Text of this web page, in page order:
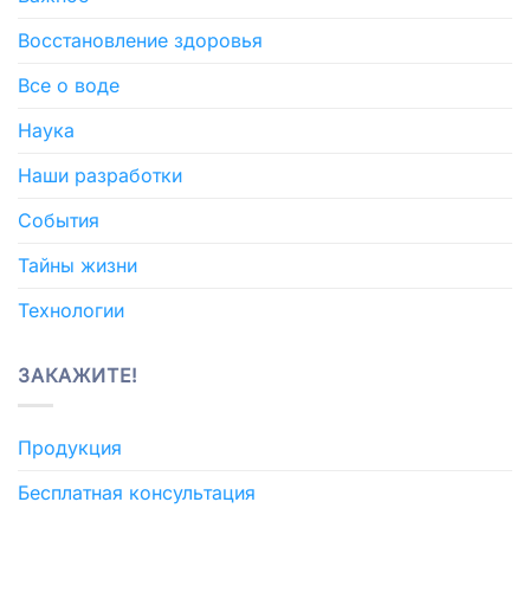
Восстановление здоровья
Все о воде
Наука
Наши разработки
События
Тайны жизни
Технологии
ЗАКАЖИТЕ!
Продукция
Бесплатная консультация